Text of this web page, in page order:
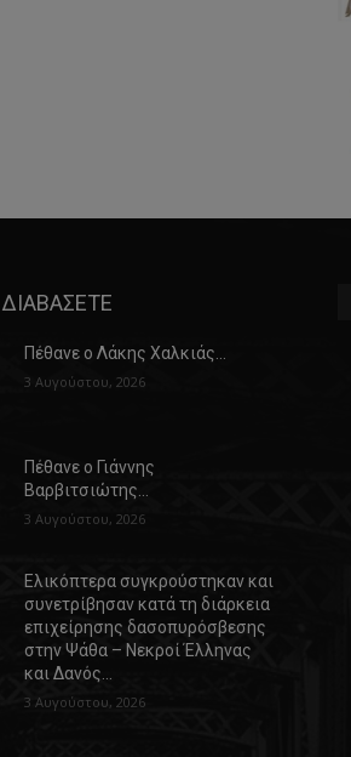
Πέθανε ο Λάκης Χαλκιάς…
3 Αυγούστου, 2026
Πέθανε ο Γιάννης
Βαρβιτσιώτης…
3 Αυγούστου, 2026
Ελικόπτερα συγκρούστηκαν και
συνετρίβησαν κατά τη διάρκεια
επιχείρησης δασοπυρόσβεσης
στην Ψάθα – Νεκροί Έλληνας
και Δανός…
3 Αυγούστου, 2026